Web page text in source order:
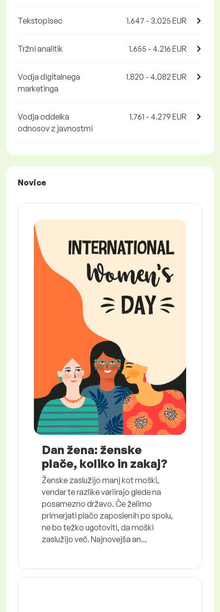
Tekstopisec 1.647 - 3.025 EUR
Tržni analitik 1.655 - 4.216 EUR
Vodja digitalnega
marketinga
1.820 - 4.082 EUR
Vodja oddelka
odnosov z javnostmi
1.761 - 4.279 EUR
Novice
Dan žena: ženske
plače, koliko in zakaj?
Ženske zaslužijo manj kot moški,
vendar te razlike variirajo glede na
posamezno državo. Če želimo
primerjati plačo zaposlenih po spolu,
ne bo težko ugotoviti, da moški
zaslužijo več. Najnovejša an...